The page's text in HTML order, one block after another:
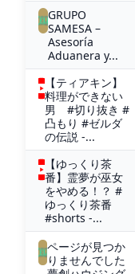
GRUPO
SAMESA –
Asesoría
Aduanera y...
【ティアキン】
料理ができない
男 #切り抜き #
凸もり #ゼルダ
の伝説 -...
【ゆっくり茶
番】霊夢が巫女
をやめる！？ #
ゆっくり茶番
#shorts -...
ページが見つか
りませんでした